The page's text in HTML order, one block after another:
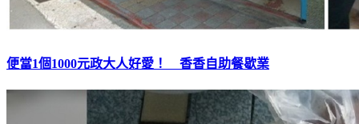
便當1個1000元政大人好愛！ 香香自助餐歇業